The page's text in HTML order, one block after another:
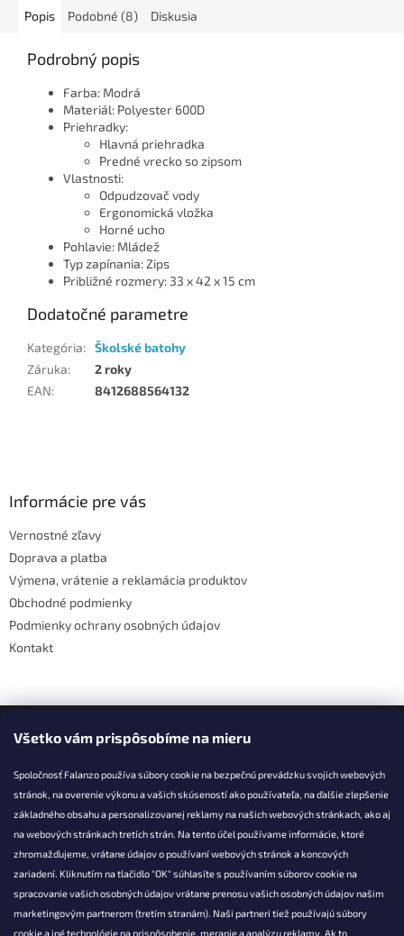
Všetko vám prispôsobíme na mieru
Spoločnosť Falanzo používa súbory cookie na bezpečnú prevádzku svojich webových
stránok, na overenie výkonu a vašich skúseností ako používateľa, na ďalšie zlepšenie
základného obsahu a personalizovanej reklamy na našich webových stránkach, ako aj
na webových stránkach tretích strán. Na tento účel používame informácie, ktoré
zhromažďujeme, vrátane údajov o používaní webových stránok a koncových
zariadení. Kliknutím na tlačidlo "OK" súhlasíte s používaním súborov cookie na
spracovanie vašich osobných údajov vrátane prenosu vašich osobných údajov našim
marketingovým partnerom (tretím stranám). Naši partneri tiež používajú súbory
cookie a iné technológie na prispôsobenie, meranie a analýzu reklamy. Ak to
Popis Podobné (8) Diskusia
Podrobný popis
Farba: Modrá
Materiál: Polyester 600D
Priehradky:
Hlavná priehradka
Predné vrecko so zipsom
Vlastnosti:
Odpudzovač vody
Ergonomická vložka
Horné ucho
Pohlavie: Mládež
Typ zapínania: Zips
Približné rozmery: 33 x 42 x 15 cm
Dodatočné parametre
Kategória: Školské batohy
Záruka:
2 roky
EAN: 8412688564132
Informácie pre vás
Vernostné zľavy
Doprava a platba
Výmena, vrátenie a reklamácia produktov
Obchodné podmienky
Podmienky ochrany osobných údajov
Kontakt
Facebook
KONTAKT
info@falanzo.sk
Falanzo.sk
FalanzoSK